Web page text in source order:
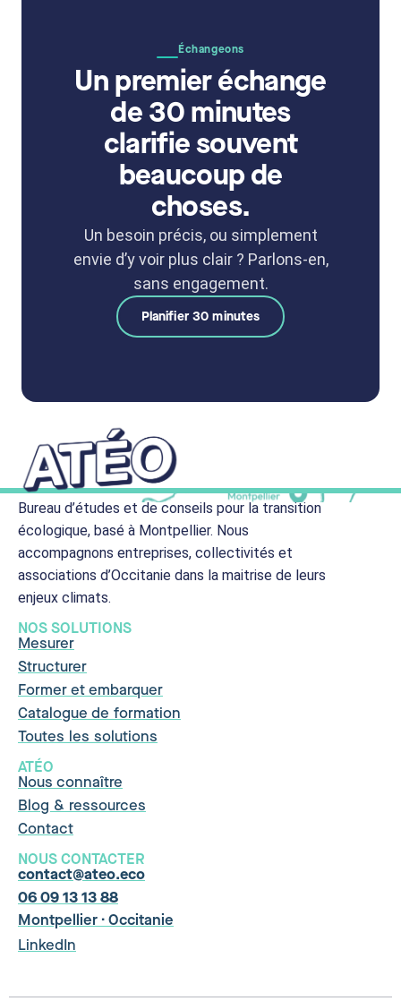
Échangeons
Un premier échange
de 30 minutes
clarifie souvent
beaucoup de
choses.
Un besoin précis, ou simplement
envie d’y voir plus clair ? Parlons-en,
sans engagement.
Planifier 30 minutes
Bureau d’études et de conseils pour la transition
écologique, basé à Montpellier. Nous
accompagnons entreprises, collectivités et
associations d’Occitanie dans la maitrise de leurs
enjeux climats.
NOS SOLUTIONS
Mesurer
Structurer
Former et embarquer
Catalogue de formation
Toutes les solutions
ATÉO
Nous connaître
Blog & ressources
Contact
NOUS CONTACTER
contact@ateo.eco
06 09 13 13 88
Montpellier · Occitanie
LinkedIn